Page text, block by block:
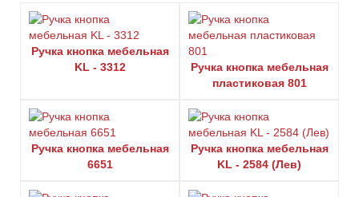
Ручка кнопка мебельная
KL - 3312
Ручка кнопка мебельная
пластиковая 801
Ручка кнопка мебельная
6651
Ручка кнопка мебельная
KL - 2584 (Лев)